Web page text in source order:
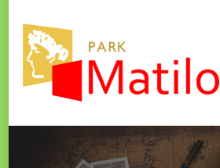
Park Matilo